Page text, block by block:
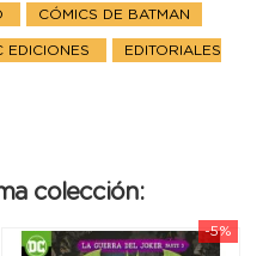
CÓMICS DE BATMAN
EDICIONES EDITORIALES
colección:
-5%